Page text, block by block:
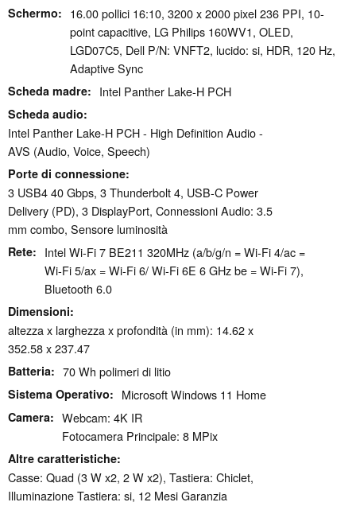
Schermo
16.00 pollici 16:10, 3200 x 2000 pixel 236 PPI, 10-
point capacitive, LG Philips 160WV1, OLED,
LGD07C5, Dell P/N: VNFT2, lucido: si, HDR, 120 Hz,
Adaptive Sync
Scheda madre Intel Panther Lake-H PCH
Scheda audio
Intel Panther Lake-H PCH - High Definition Audio -
AVS (Audio, Voice, Speech)
Porte di connessione
3 USB4 40 Gbps, 3 Thunderbolt 4, USB-C Power
Delivery (PD), 3 DisplayPort, Connessioni Audio: 3.5
mm combo, Sensore luminosità
Rete
Intel Wi-Fi 7 BE211 320MHz (a/b/g/n = Wi-Fi 4/ac =
Wi-Fi 5/ax = Wi-Fi 6/ Wi-Fi 6E 6 GHz be = Wi-Fi 7),
Bluetooth 6.0
Dimensioni
altezza x larghezza x profondità (in mm): 14.62 x
352.58 x 237.47
Batteria 70 Wh polimeri di litio
Sistema Operativo Microsoft Windows 11 Home
Camera
Webcam: 4K IR
Fotocamera Principale: 8 MPix
Altre caratteristiche
Casse: Quad (3 W x2, 2 W x2), Tastiera: Chiclet,
Illuminazione Tastiera: si, 12 Mesi Garanzia